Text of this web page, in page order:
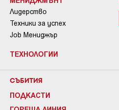
Лидерство
Техники за успех
Job Мениджър
ТЕХНОЛОГИИ
СЪБИТИЯ
ПОДКАСТИ